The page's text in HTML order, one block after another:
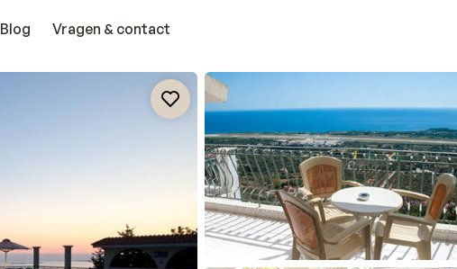
Blog Vragen & contact